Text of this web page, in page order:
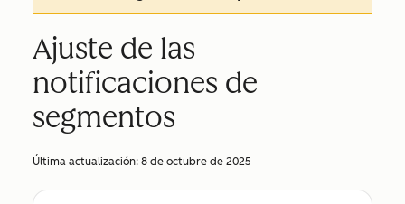
Ajuste de las
notificaciones de
segmentos
Última actualización: 8 de octubre de 2025